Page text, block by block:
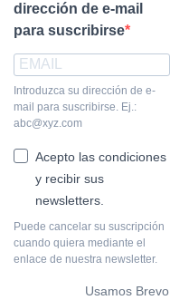
dirección de e-mail
para suscribirse
Introduzca su dirección de e-
mail para suscribirse. Ej.:
abc@xyz.com
Acepto las condiciones
y recibir sus
newsletters.
Puede cancelar su suscripción
cuando quiera mediante el
enlace de nuestra newsletter.
Usamos Brevo